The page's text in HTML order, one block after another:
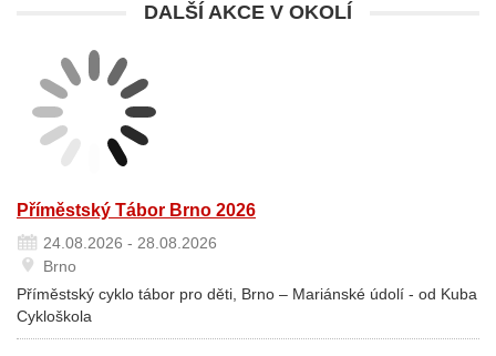
DALŠÍ AKCE V OKOLÍ
Příměstský Tábor Brno 2026
24.08.2026 - 28.08.2026
Brno
Příměstský cyklo tábor pro děti, Brno – Mariánské údolí - od Kuba
Cykloškola